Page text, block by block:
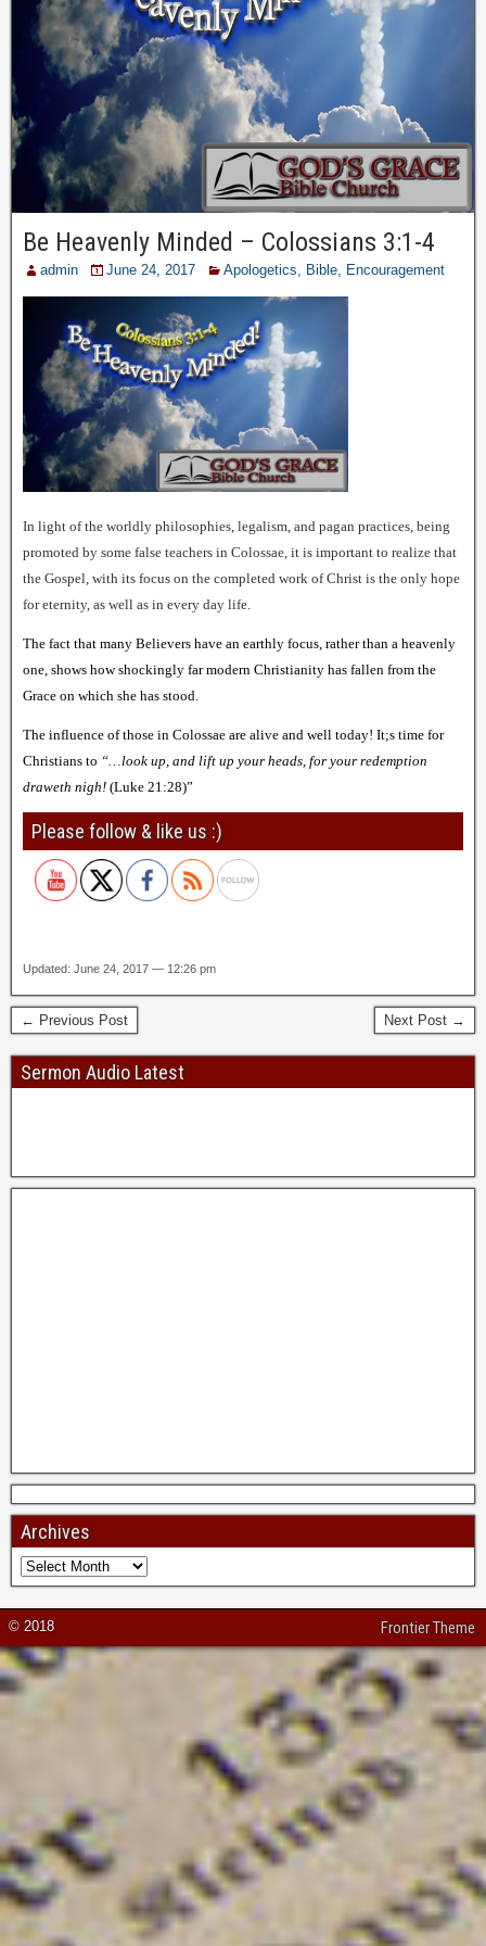
Be Heavenly Minded – Colossians 3:1-4
admin June 24, 2017 Apologetics Bible Encouragement
In light of the worldly philosophies, legalism, and pagan practices, being
promoted by some false teachers in Colossae, it is important to realize that
the Gospel, with its focus on the completed work of Christ is the only hope
for eternity, as well as in every day life.
The fact that many Believers have an earthly focus, rather than a heavenly
one, shows how shockingly far modern Christianity has fallen from the
Grace on which she has stood.
The influence of those in Colossae are alive and well today! It;s time for
Christians to “…look up, and lift up your heads, for your redemption
draweth nigh! (Luke 21:28)”
Please follow & like us :)
Updated: June 24, 2017 — 12:26 pm
← Previous Post Next Post →
Sermon Audio Latest
Archives
© 2018 Frontier Theme